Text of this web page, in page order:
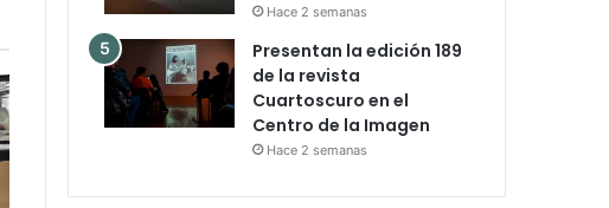
Hace 2 semanas
Presentan la edición 189
de la revista
Cuartoscuro en el
Centro de la Imagen
Hace 2 semanas